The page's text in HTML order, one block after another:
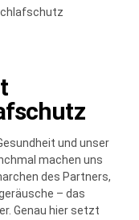
und unser
machen uns
des Partners,
– das
Genau hier setzt